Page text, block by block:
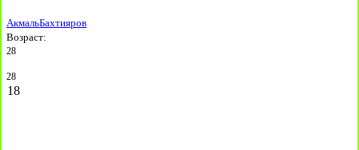
АкмальБахтияров
Возраст:
28
28
18